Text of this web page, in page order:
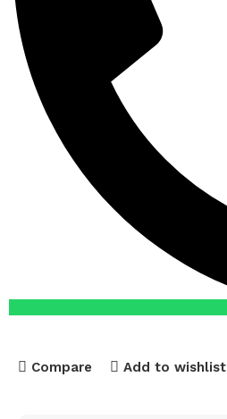
Compare Add to wishlist